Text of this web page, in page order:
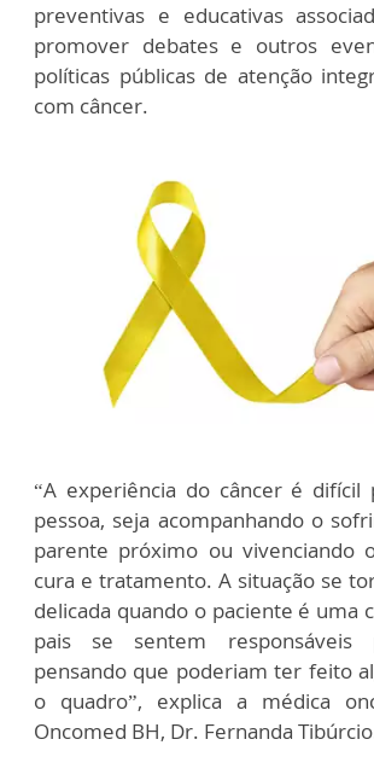
preventivas e educativas
promover debates e outros
políticas públicas de atenção
com câncer.
“A experiência do câncer é difícil
pessoa, seja acompanhando o
parente próximo ou vivenciando
cura e tratamento. A situação se
delicada quando o paciente é uma
pais se sentem responsáveis
pensando que poderiam ter feito
o quadro”, explica a médica
Oncomed BH, Dr. Fernanda